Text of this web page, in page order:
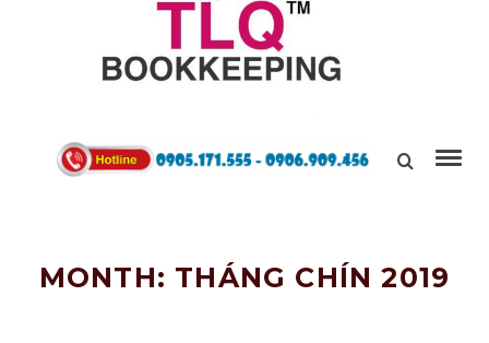
Kết Nối,
MONTH: THÁNG CHÍN 2019